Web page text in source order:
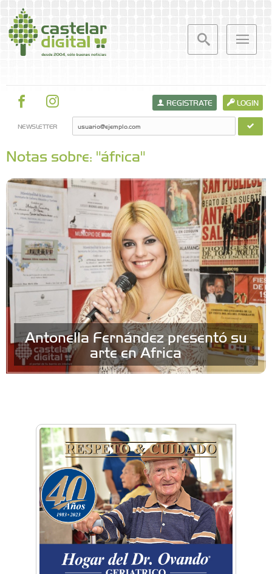
LOGIN
REGISTRATE
NEWSLETTER
Notas sobre: "áfrica"
Antonella Fernández presentó su
arte en Africa